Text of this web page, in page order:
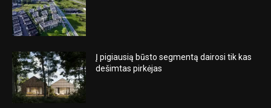
Į pigiausią būsto segmentą dairosi tik kas
dešimtas pirkėjas